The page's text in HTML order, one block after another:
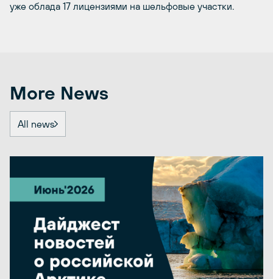
уже облада 17 лицензиями на шельфовые участки.
More News
All news